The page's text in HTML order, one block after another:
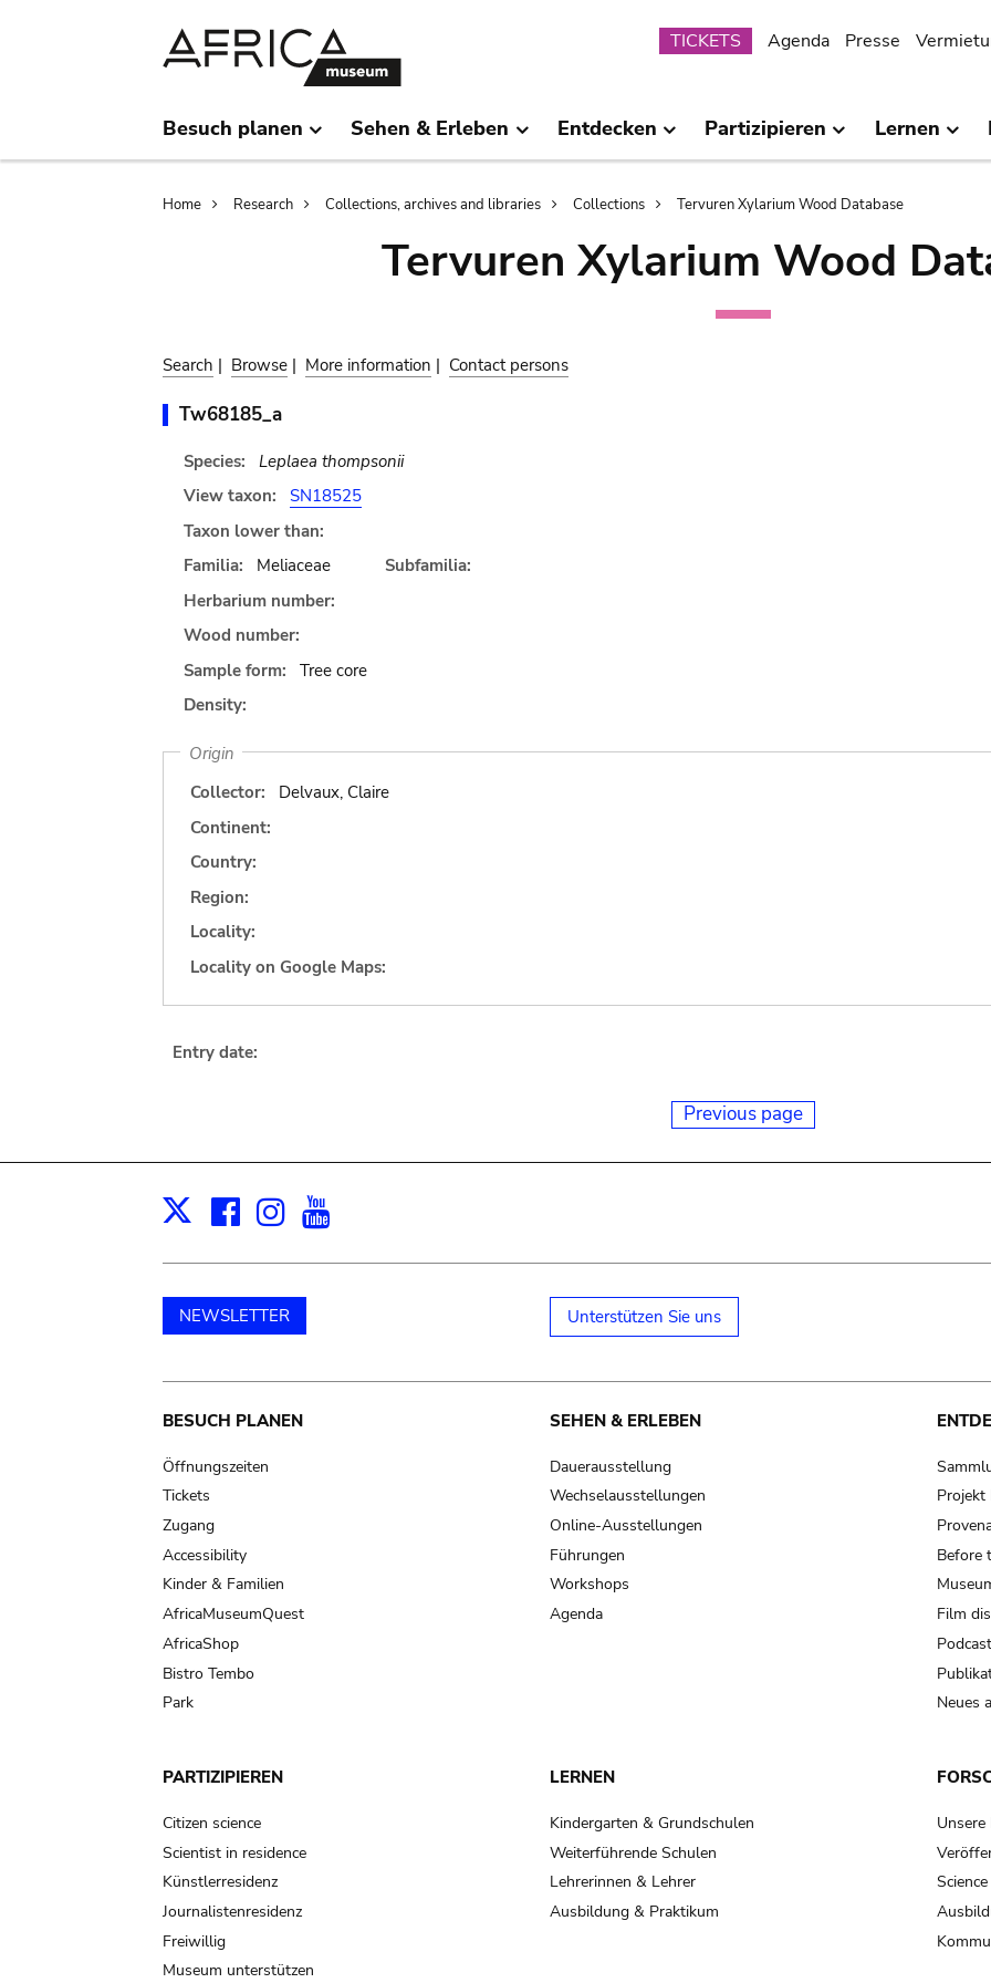
Submenu
TICKETS Agenda Presse
Besuch planen Sehen & Erleben Entdecken Partizipieren Lernen
Breadcrumb
Home Research Collections, archives and libraries Collections Tervuren Xylarium Wood Database
Tervuren Xylarium Wood
Search | Browse | More information | Contact persons
Tw68185_a
Species:
Leplaea thompsonii
View taxon:
SN18525
Taxon lower than:
Familia:
Meliaceae
Subfamilia:
Herbarium number:
Wood number:
Sample form:
Tree core
Density:
Origin
Collector:
Delvaux, Claire
Continent:
Country:
Region:
Locality:
Locality on Google Maps:
Entry date:
Previous page
X Facebook
Instagram
NEWSLETTER Unterstützen Sie uns
Main
navigation
BESUCH PLANEN
Öffnungszeiten
Tickets
Zugang
Accessibility
Kinder & Familien
AfricaMuseumQuest
AfricaShop
Bistro Tembo
Park
SEHEN & ERLEBEN
Dauerausstellung
Wechselausstellungen
Online-Ausstellungen
Führungen
Workshops
Agenda
Projekt
Before
Film
Neues
PARTIZIPIEREN
Citizen science
Scientist in residence
Künstlerresidenz
Journalistenresidenz
Freiwillig
Museum unterstützen
LERNEN
Kindergarten & Grundschulen
Weiterführende Schulen
Lehrerinnen & Lehrer
Ausbildung & Praktikum